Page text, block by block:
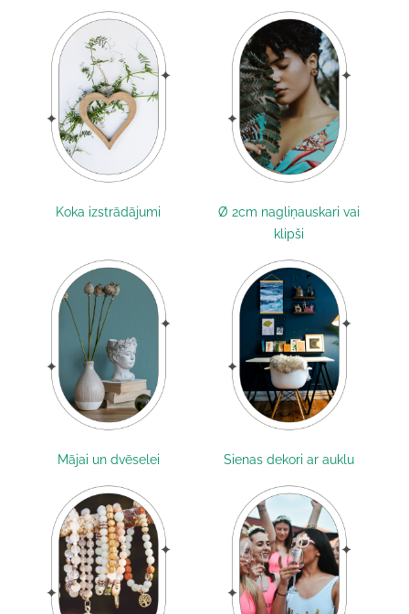
Koka izstrādājumi
Ø 2cm nagliņauskari vai
klipši
Mājai un dvēselei Sienas dekori ar auklu